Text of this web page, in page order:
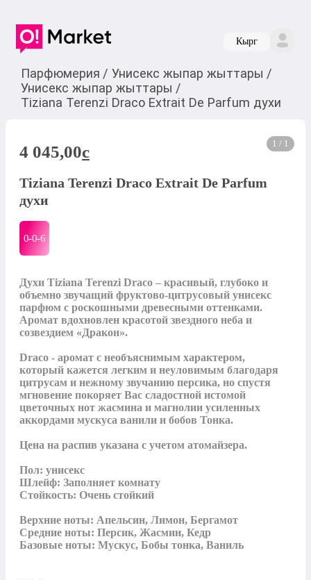
Кырг
Парфюмерия / Унисекс жыпар жыттары /
Унисекс жыпар жыттары /
Tiziana Terenzi Draco Extrait De Parfum духи
1 / 1
4 045,00c
Tiziana Terenzi Draco Extrait De Parfum
духи
0-0-6
Духи Tiziana Terenzi Draco – красивый, глубоко и
объемно звучащий фруктово-цитрусовый унисекс
парфюм с роскошными древесными оттенками.
Аромат вдохновлен красотой звездного неба и
созвездием «Дракон».
Draco - аромат с необъяснимым характером,
который кажется легким и неуловимым благодаря
цитрусам и нежному звучанию персика, но спустя
мгновение покоряет Вас сладостной истомой
цветочных нот жасмина и магнолии усиленных
аккордами мускуса ванили и бобов Тонка.
Цена на распив указана с учетом атомайзера.
Пол: унисекс
Шлейф: Заполняет комнату
Стойкость: Очень стойкий
Верхние ноты: Апельсин, Лимон, Бергамот
Средние ноты: Персик, Жасмин, Кедр
Базовые ноты: Мускус, Бобы тонка, Ваниль